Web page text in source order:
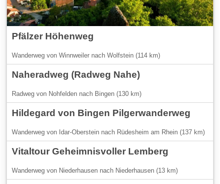
Pfälzer Höhenweg
Wanderweg von Winnweiler nach Wolfstein (114 km)
Naheradweg (Radweg Nahe)
Radweg von Nohfelden nach Bingen (130 km)
Hildegard von Bingen Pilgerwanderweg
Wanderweg von Idar-Oberstein nach Rüdesheim am Rhein (137 km)
Vitaltour Geheimnisvoller Lemberg
Wanderweg von Niederhausen nach Niederhausen (13 km)